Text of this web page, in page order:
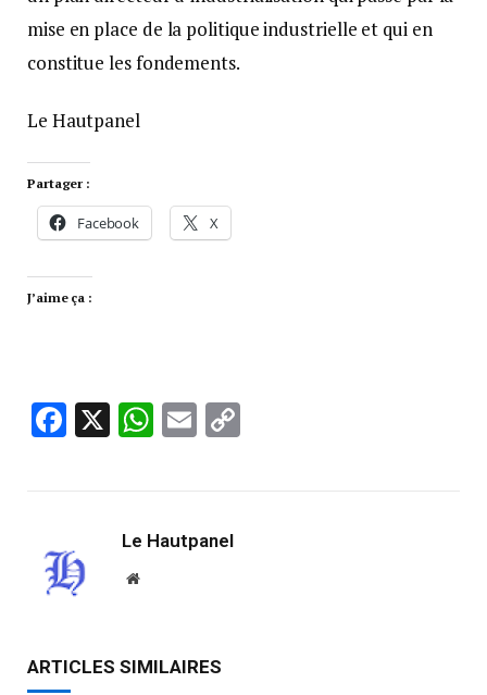
mise en place de la politique industrielle et qui en
constitue les fondements.
Le Hautpanel
Partager :
Facebook X
J’aime ça :
Facebook
X WhatsApp
Email
Le Hautpanel
Website
ARTICLES SIMILAIRES